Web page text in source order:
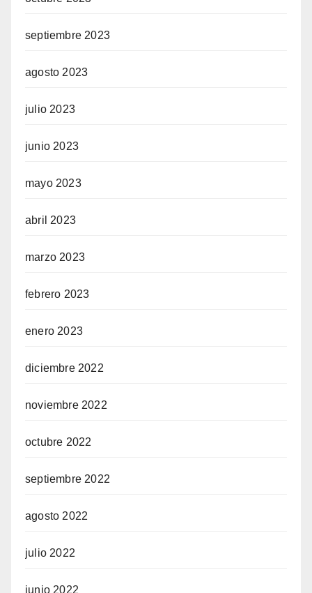
septiembre 2023
agosto 2023
julio 2023
junio 2023
mayo 2023
abril 2023
marzo 2023
febrero 2023
enero 2023
diciembre 2022
noviembre 2022
octubre 2022
septiembre 2022
agosto 2022
julio 2022
junio 2022